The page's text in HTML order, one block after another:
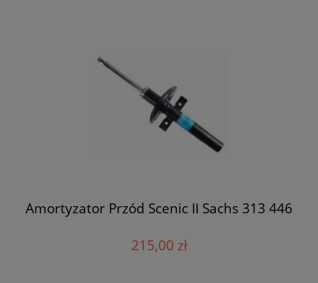
Amortyzator Przód Scenic II Sachs 313 446
215,00 zł